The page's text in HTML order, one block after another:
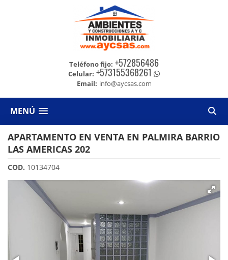
Teléfono fijo: +572856486
Celular: +573155368261
Email: info@aycsas.com
MENÚ
APARTAMENTO EN VENTA EN PALMIRA BARRIO
LAS AMERICAS 202
COD. 10134704